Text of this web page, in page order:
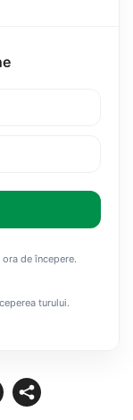
de începere.
turului.